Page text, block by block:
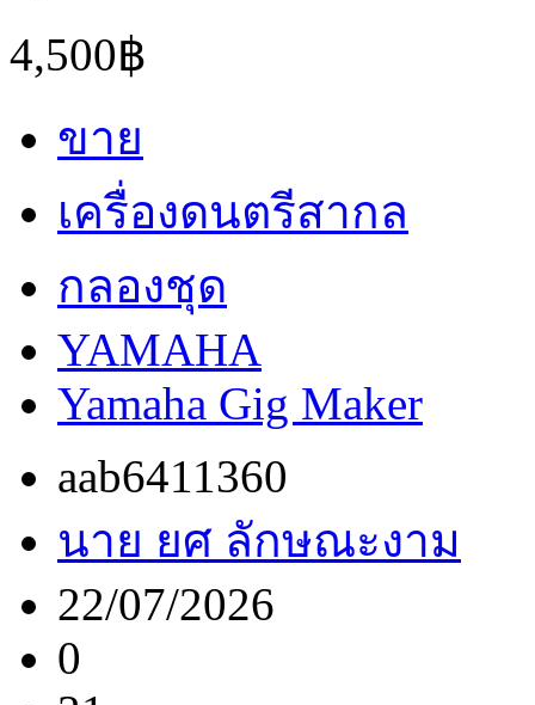
4,500฿
ขาย
เครื่องดนตรีสากล
กลองชุด
YAMAHA
Yamaha Gig Maker
aab6411360
นาย ยศ ลักษณะงาม
22/07/2026
0